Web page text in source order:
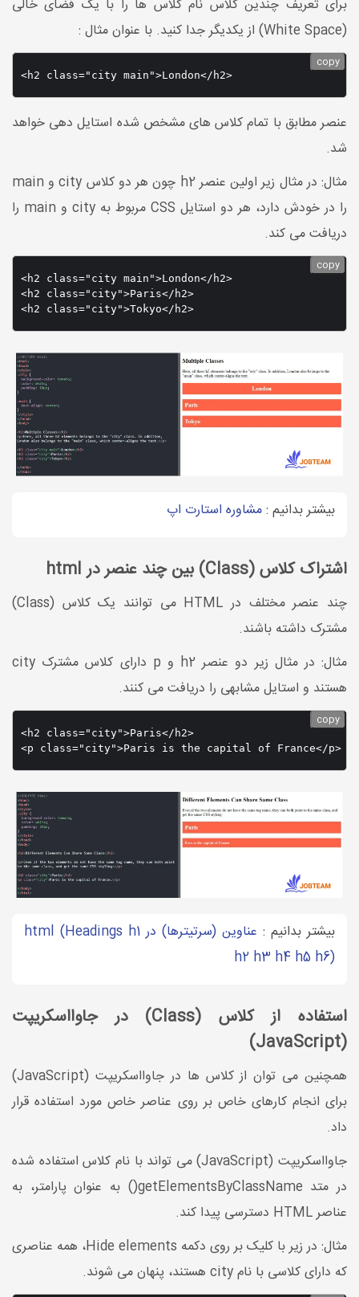
برای تعریف چندین کلاس نام کلاس ها را با یک فضای خالی
(White Space) از یکدیگر جدا کنید. با عنوان مثال :
<h2 class="city main">London</h2>
copy
عنصر مطابق با تمام کلاس های مشخص شده استایل دهی خواهد
شد.
مثال: در مثال زیر اولین عنصر h2 چون هر دو کلاس city و main
را در خودش دارد، هر دو استایل CSS مربوط به city و main را
دریافت می کند.
<h2 class="city main">London</h2>
<h2 class="city">Paris</h2>
copy
بیشتر بدانیم :مشاوره استارت اپ
اشتراک کلاس (Class) بین چند عنصر در html
چند عنصر مختلف در HTML می توانند یک کلاس (Class)
مشترک داشته باشند.
مثال: در مثال زیر دو عنصر h2 و p دارای کلاس مشترک city
هستند و استایل مشابهی را دریافت می کنند.
<h2 class="city">Paris</h2>
copy
بیشتر بدانیم :
عناوین (سرتیترها) در html (Headings h1
h2 h3 h4 h5 h6)
استفاده از کلاس (Class) در جاوااسکریپت
(JavaScript)
همچنین می توان از کلاس ها در جاوااسکریپت (JavaScript)
برای انجام کارهای خاص بر روی عناصر خاص مورد استفاده قرار
داد.
جاوااسکریپت (JavaScript) می تواند با نام کلاس استفاده شده
در متد getElementsByClassName() به عنوان پارامتر، به
عناصر HTML دسترسی پیدا کند.
مثال: در زیر با کلیک بر روی دکمه Hide elements، همه عناصری
که دارای کلاسی با نام city هستند، پنهان می شوند.